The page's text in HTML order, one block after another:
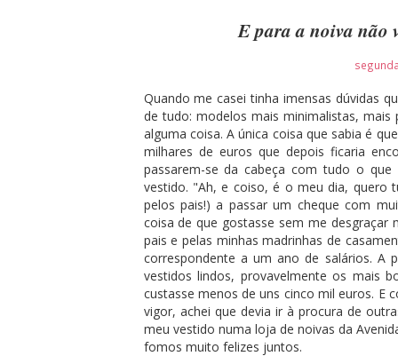
E para a noiva não
Quando me casei tinha imensas dúvidas
de tudo: modelos mais minimalistas,
alguma coisa. A única coisa que sabia é
milhares de euros que depois ficaria
passarem-se da cabeça com tudo o
vestido. "Ah, e coiso, é o meu dia,
pelos pais!) a passar um cheque com
coisa de que gostasse sem me
pais e pelas minhas madrinhas de
correspondente a um ano de salários. A
vestidos lindos, provavelmente os mais
custasse menos de uns cinco mil euros.
vigor, achei que devia ir à procura de
meu vestido numa loja de noivas da
fomos muito felizes juntos.